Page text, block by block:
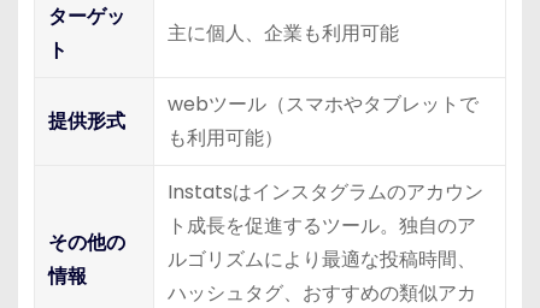
ターゲッ
ト
主に個人、企業も利用可能
提供形式
webツール（スマホやタブレットで
も利用可能）
その他の
情報
Instatsはインスタグラムのアカウン
ト成長を促進するツール。独自のア
ルゴリズムにより最適な投稿時間、
ハッシュタグ、おすすめの類似アカ